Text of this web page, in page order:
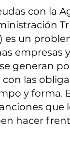
con la
es un
empresas
generan
las
y forma.
que
hacer